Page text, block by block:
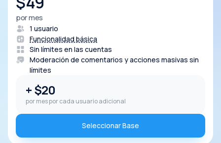
por mes
1 usuario
Funcionalidad básica
Sin límites en las cuentas
Moderación de comentarios y acciones masivas sin
límites
+ $20
por mes por cada usuario adicional
Seleccionar Base